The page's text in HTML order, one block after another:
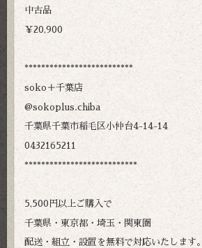
中古品
￥20,900
**************************
soko＋千葉店
@sokoplus.chiba
千葉県千葉市稲毛区小仲台4-14-14
0432165211
***************************
5,500円以上ご購入で
千葉県・東京都・埼玉・関東圏
配送・組立・設置を無料で対応いたします。